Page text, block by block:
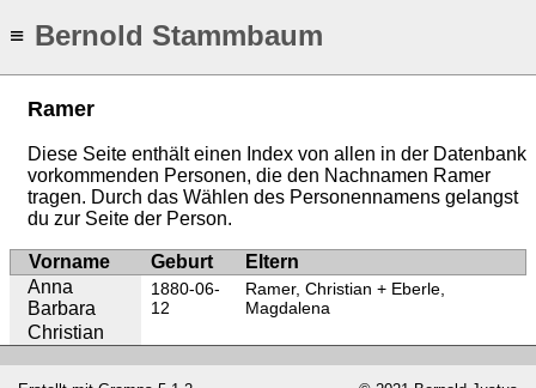
≡ Bernold Stammbaum
Ramer
Diese Seite enthält einen Index von allen in der Datenbank
vorkommenden Personen, die den Nachnamen Ramer
tragen. Durch das Wählen des Personennamens gelangst
du zur Seite der Person.
Vorname Geburt
Eltern
Anna
Barbara
1880-06-
12
Ramer, Christian
Eberle,
Magdalena
Christian